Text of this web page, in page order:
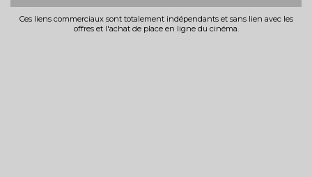
Ces liens commerciaux sont totalement indépendants et sans lien avec les
offres et l'achat de place en ligne du cinéma.